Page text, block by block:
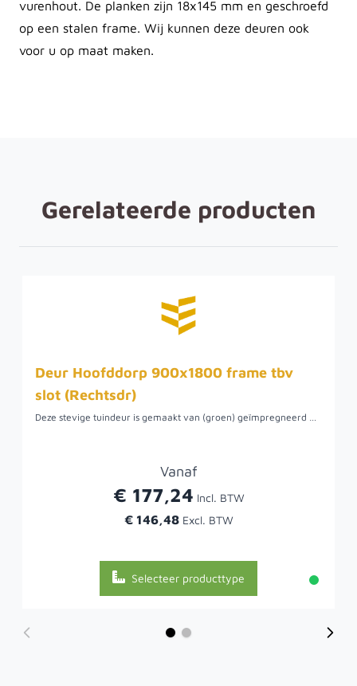
vurenhout. De planken zijn 18x145 mm en geschroefd
op een stalen frame. Wij kunnen deze deuren ook
voor u op maat maken.
Gerelateerde producten
Deur Hoofddorp 900x1800 frame tbv
slot (Rechtsdr)
Deze stevige tuindeur is gemaakt van (groen) geïmpregneerd Noord-Europees vurenhout. Vurenhout komt van de fijnspar en is in Nederland de meest gebruikte naaldhoutsoort. Het is makkelijk bewerkbaar hout en relatief goedkoop. De kleur van vuren is bleek tot witachtig met een zachte tekening. Na langdurige blootstelling aan licht wordt het hout geelbruin van kleur. Vuren is niet een heel duurzaam soort hout, maar is wel een relatief makkelijk te impregneren, verven, beitsen en af te lakken houtsoort wat het weer erg eenvoudig bewerkbaar maakt.
Vanaf
€ 177,24
€ 146,48
Selecteer producttype